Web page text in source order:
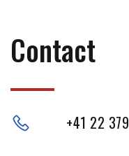
Contact
+41 22